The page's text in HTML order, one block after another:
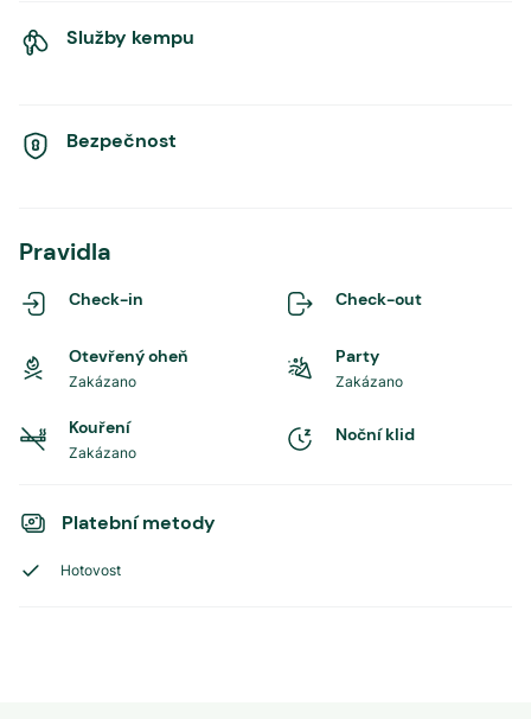
Služby kempu
Bezpečnost
Pravidla
Check-in Check-out
Otevřený oheň
Zakázano
Party
Zakázano
Kouření
Zakázano
Noční klid
Platební metody
Hotovost